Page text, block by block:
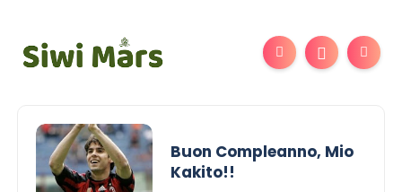
Buon Compleanno, Mio
Kakito!!